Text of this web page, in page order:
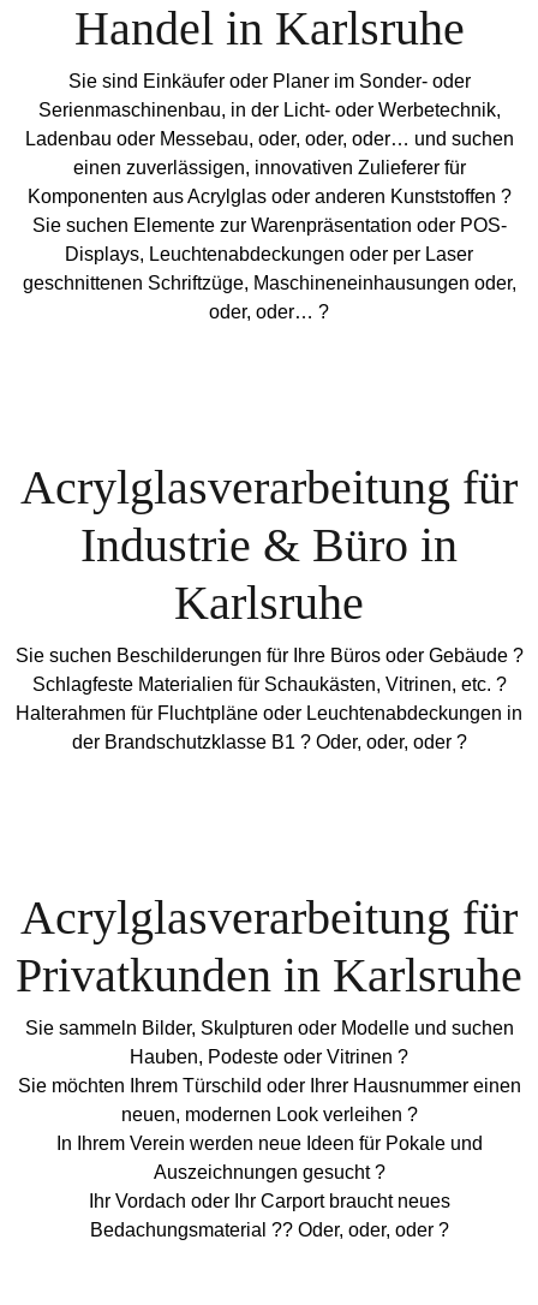
Handel in Karlsruhe
Sie sind Einkäufer oder Planer im Sonder- oder
Serienmaschinenbau, in der Licht- oder Werbetechnik,
Ladenbau oder Messebau, oder, oder, oder… und suchen
einen zuverlässigen, innovativen Zulieferer für
Komponenten aus Acrylglas oder anderen Kunststoffen ?
Sie suchen Elemente zur Warenpräsentation oder POS-
Displays, Leuchtenabdeckungen oder per Laser
geschnittenen Schriftzüge, Maschineneinhausungen oder,
oder, oder… ?
Acrylglasverarbeitung für
Industrie & Büro in
Karlsruhe
Sie suchen Beschilderungen für Ihre Büros oder Gebäude ?
Schlagfeste Materialien für Schaukästen, Vitrinen, etc. ?
Halterahmen für Fluchtpläne oder Leuchtenabdeckungen in
der Brandschutzklasse B1 ? Oder, oder, oder ?
Acrylglasverarbeitung für
Privatkunden in Karlsruhe
Sie sammeln Bilder, Skulpturen oder Modelle und suchen
Hauben, Podeste oder Vitrinen ?
Sie möchten Ihrem Türschild oder Ihrer Hausnummer einen
neuen, modernen Look verleihen ?
In Ihrem Verein werden neue Ideen für Pokale und
Auszeichnungen gesucht ?
Ihr Vordach oder Ihr Carport braucht neues
Bedachungsmaterial ?? Oder, oder, oder ?